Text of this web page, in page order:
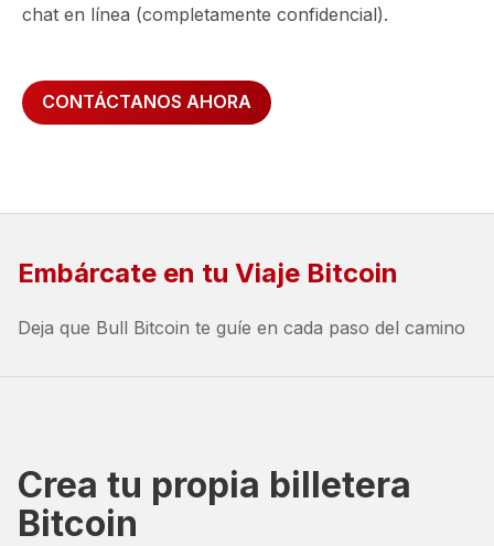
chat en línea (completamente confidencial).
CONTÁCTANOS AHORA
Embárcate en tu Viaje Bitcoin
Deja que Bull Bitcoin te guíe en cada paso del camino
Crea tu propia billetera
Bitcoin